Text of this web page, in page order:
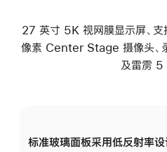
27 英寸 5K 视网膜显示屏、
像素 Center Stage 摄像头、
及雷雳 5
标准玻璃面板采用低反射率